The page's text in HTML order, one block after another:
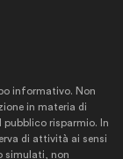
informativo. Non
in materia di
risparmio. In
di attività ai sensi
simulati, non